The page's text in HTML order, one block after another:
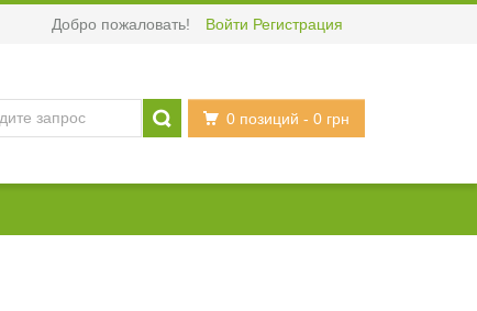
Добро пожаловать! Войти Регистрация
0 позиций - 0 грн